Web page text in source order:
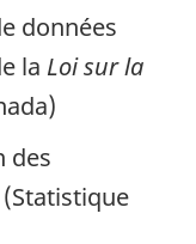
données
la Loi sur la
des